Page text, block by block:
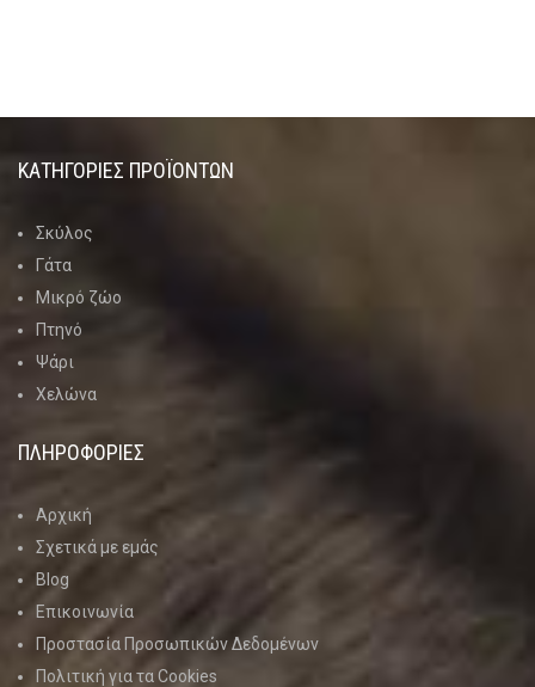
ΚΑΤΗΓΟΡΊΕΣ ΠΡΟΪΌΝΤΩΝ
Σκύλος
Γάτα
Μικρό ζώο
Πτηνό
Ψάρι
Χελώνα
ΠΛΗΡΟΦΟΡΙΕΣ
Αρχική
Σχετικά με εμάς
Blog
Επικοινωνία
Προστασία Προσωπικών Δεδομένων
Πολιτική για τα Cookies